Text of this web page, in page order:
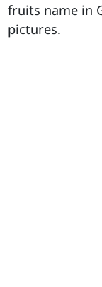
fruits name in
pictures.